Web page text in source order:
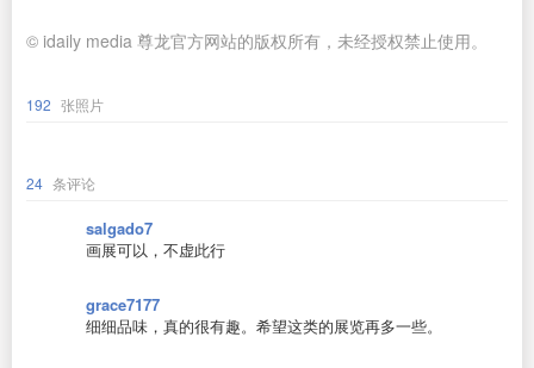
© idaily media 尊龙官方网站的版权所有，未经授权禁止使用。
192 张照片
24 条评论
salgado7
画展可以，不虚此行
grace7177
细细品味，真的很有趣。希望这类的展览再多一些。